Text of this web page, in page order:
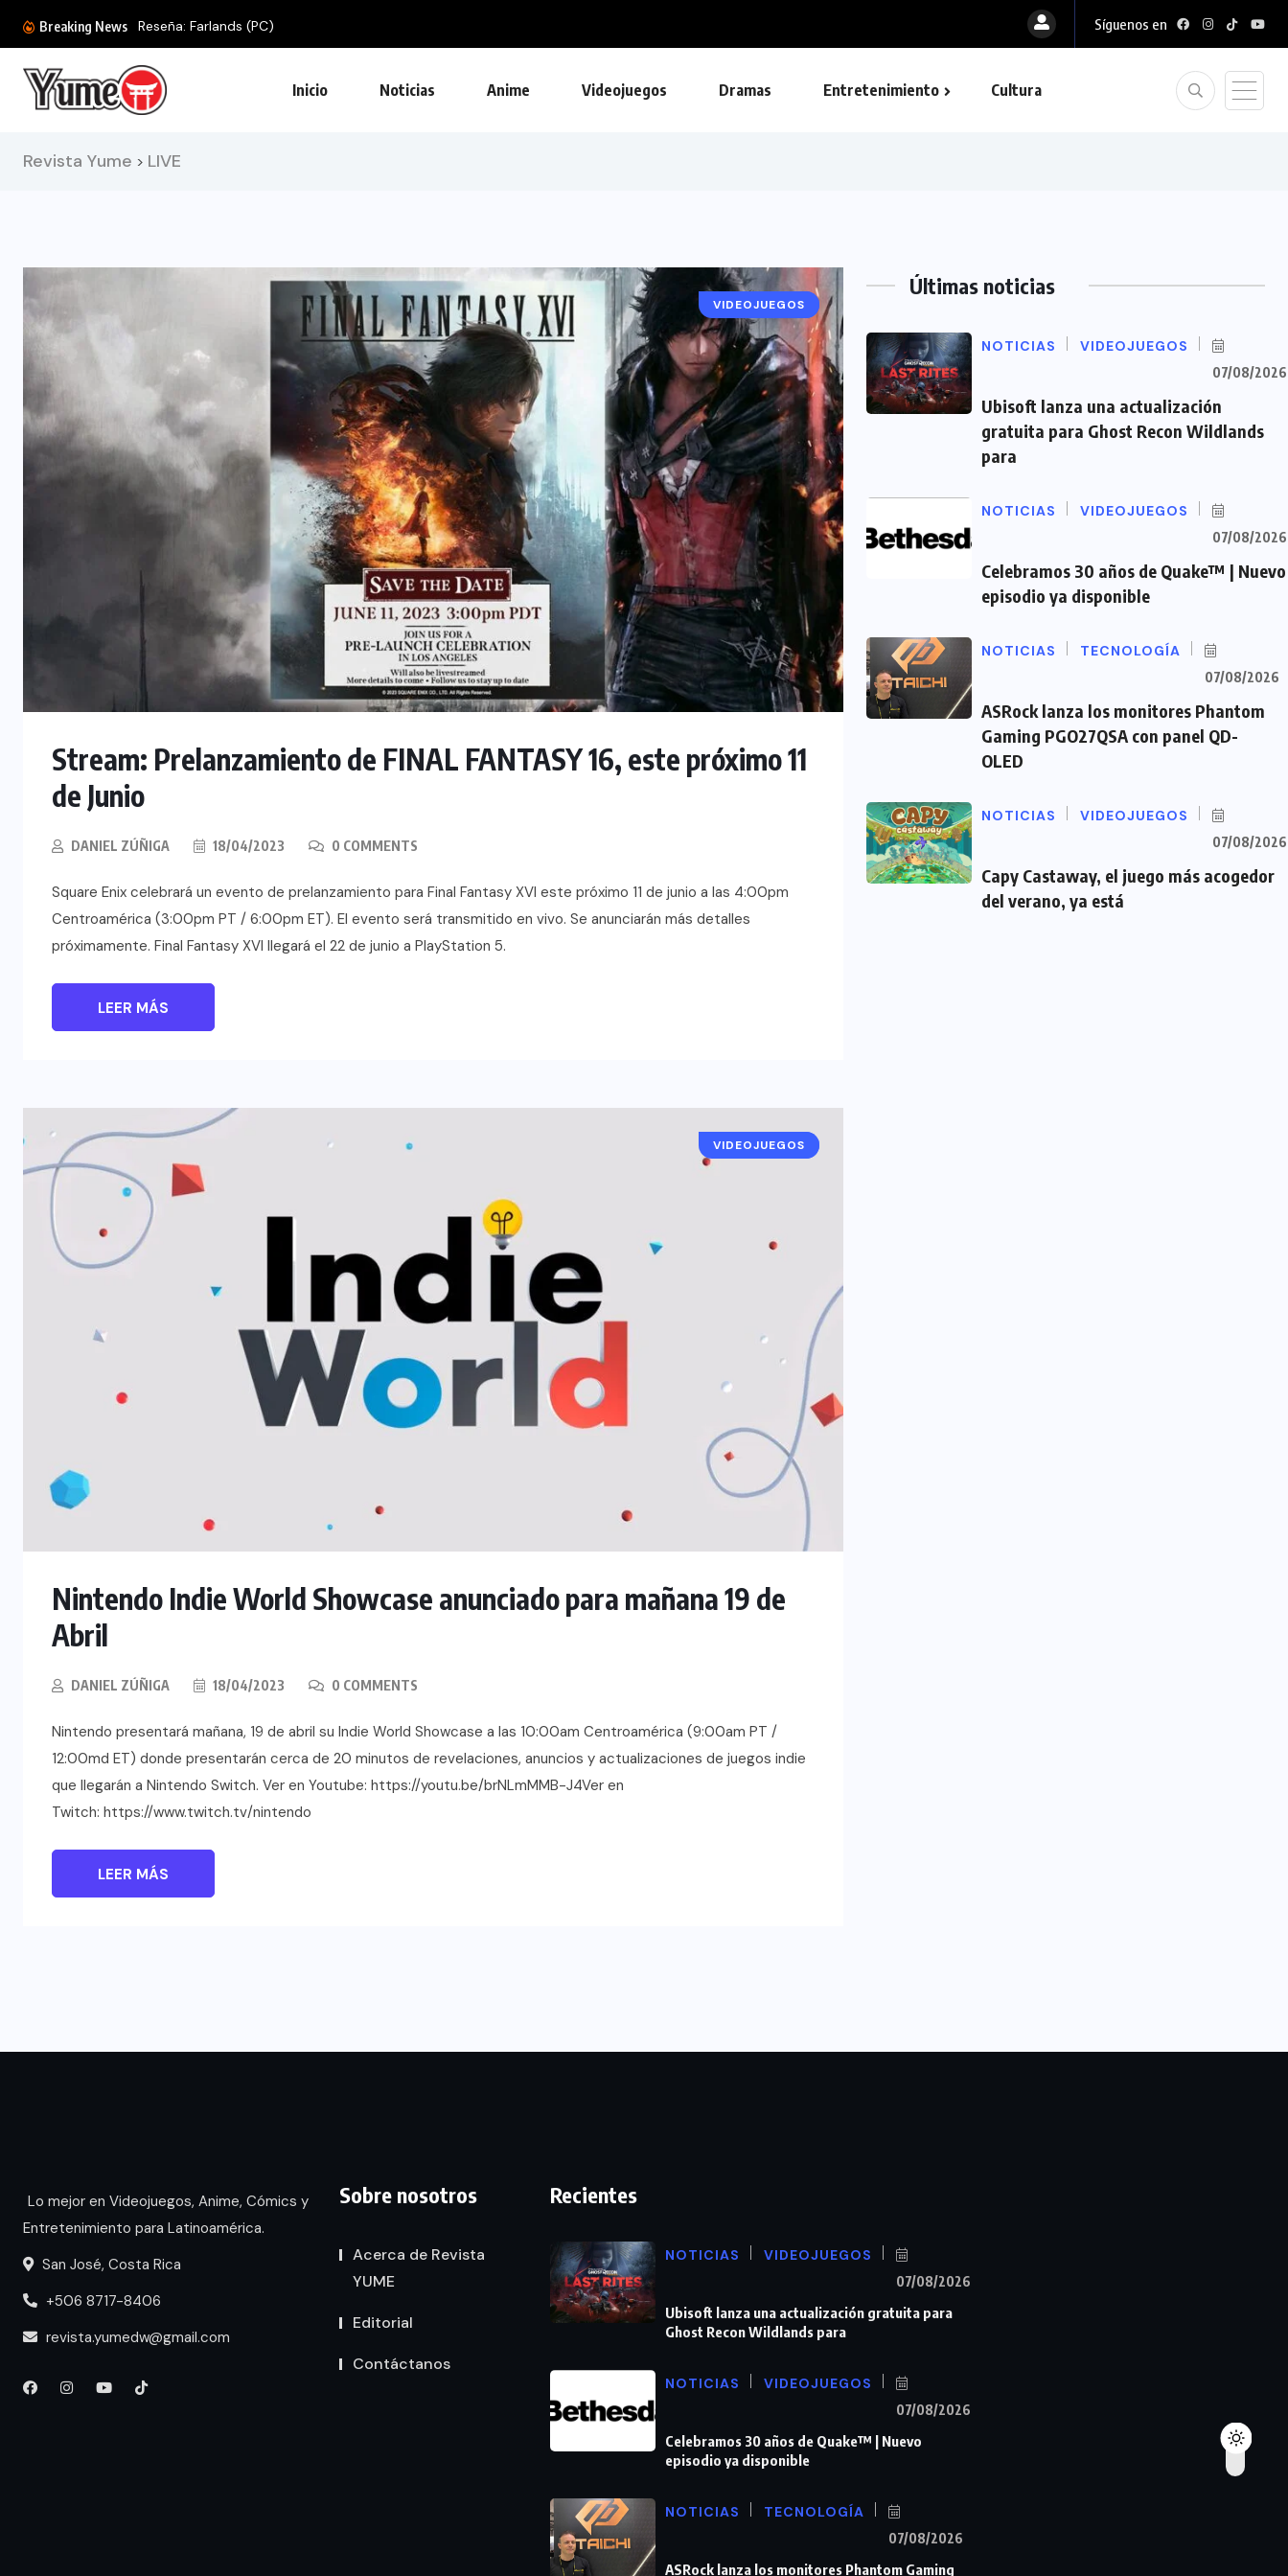
Breaking News Reseña: Farlands (PC) Síguenos en
Inicio Noticias Anime Videojuegos Dramas Entretenimiento Cultura
Revista Yume > LIVE
NOTICIAS
VIDEOJUEGOS
Stream: Prelanzamiento de FINAL FANTASY 16, este próximo 11
de Junio
DANIEL ZÚÑIGA 18/04/2023 0 COMMENTS
Square Enix celebrará un evento de prelanzamiento para Final Fantasy XVI este próximo 11 de junio a las 4:00pm
Centroamérica (3:00pm PT / 6:00pm ET). El evento será transmitido en vivo. Se anunciarán más detalles
próximamente. Final Fantasy XVI llegará el 22 de junio a PlayStation 5.
LEER MÁS
NOTICIAS
VIDEOJUEGOS
Nintendo Indie World Showcase anunciado para mañana 19 de
Abril
DANIEL ZÚÑIGA 18/04/2023 0 COMMENTS
Nintendo presentará mañana, 19 de abril su Indie World Showcase a las 10:00am Centroamérica (9:00am PT /
12:00md ET) donde presentarán cerca de 20 minutos de revelaciones, anuncios y actualizaciones de juegos indie
que llegarán a Nintendo Switch. Ver en Youtube: https://youtu.be/brNLmMMB-J4Ver en
Twitch: https://www.twitch.tv/nintendo
LEER MÁS
Últimas noticias
NOTICIAS VIDEOJUEGOS
07/08/2026
Ubisoft lanza una actualización
gratuita para Ghost Recon Wildlands
para
NOTICIAS VIDEOJUEGOS
07/08/2026
Celebramos 30 años de Quake™ | Nuevo
episodio ya disponible
NOTICIAS TECNOLOGÍA
07/08/2026
ASRock lanza los monitores Phantom
Gaming PGO27QSA con panel QD-
OLED
NOTICIAS VIDEOJUEGOS
07/08/2026
Capy Castaway, el juego más acogedor
del verano, ya está
Lo mejor en Videojuegos, Anime, Cómics y
Entretenimiento para Latinoamérica.
San José, Costa Rica
+506 8717-8406
revista.yumedw@gmail.com
Sobre nosotros
Acerca de Revista
YUME
Editorial
Contáctanos
Recientes
NOTICIAS VIDEOJUEGOS
07/08/2026
Ubisoft lanza una actualización gratuita para
Ghost Recon Wildlands para
NOTICIAS VIDEOJUEGOS
07/08/2026
Celebramos 30 años de Quake™ | Nuevo
episodio ya disponible
NOTICIAS TECNOLOGÍA
07/08/2026
ASRock lanza los monitores Phantom Gaming